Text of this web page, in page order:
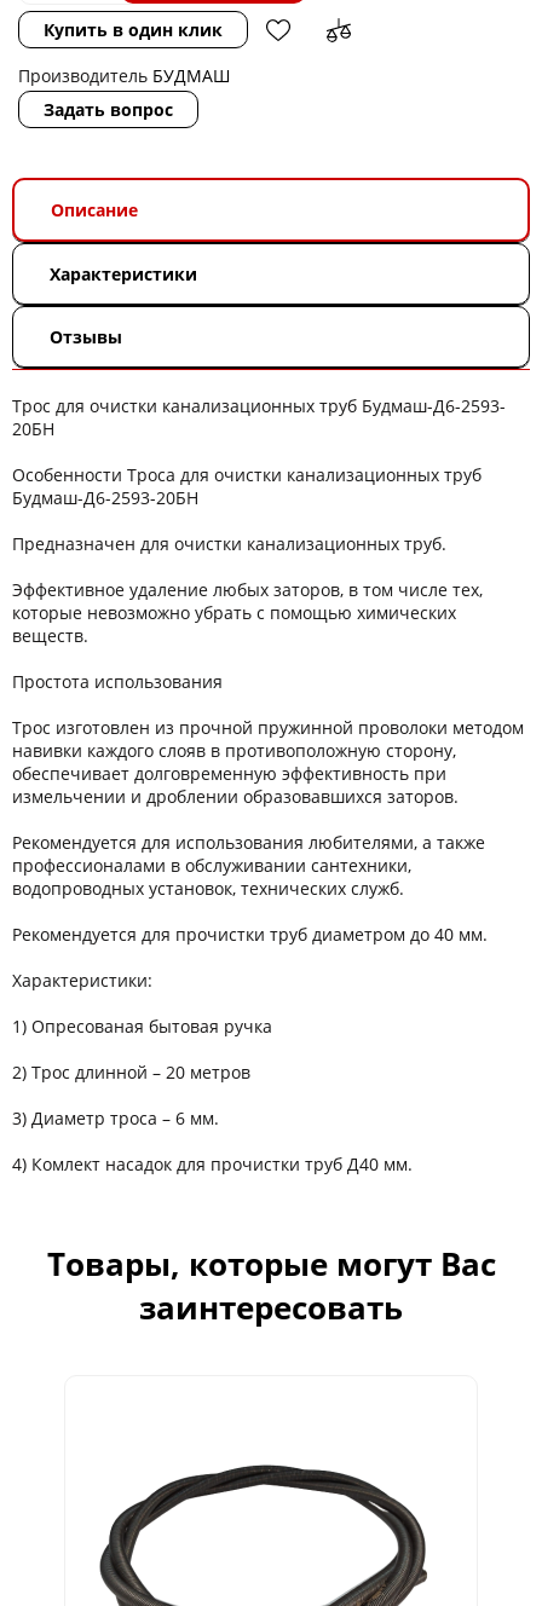
Купить в один клик
Производитель БУДМАШ
Задать вопрос
Описание
Характеристики
Отзывы
Трос для очистки канализационных труб Будмаш-Д6-2593-
20БН
Особенности Троса для очистки канализационных труб
Будмаш-Д6-2593-20БН
Предназначен для очистки канализационных труб.
Эффективное удаление любых заторов, в том числе тех,
которые невозможно убрать с помощью химических
веществ.
Простота использования
Трос изготовлен из прочной пружинной проволоки методом
навивки каждого слояв в противоположную сторону,
обеспечивает долговременную эффективность при
измельчении и дроблении образовавшихся заторов.
Рекомендуется для использования любителями, а также
профессионалами в обслуживании сантехники,
водопроводных установок, технических служб.
Рекомендуется для прочистки труб диаметром до 40 мм.
Характеристики:
1) Опресованая бытовая ручка
2) Трос длинной – 20 метров
3) Диаметр троса – 6 мм.
4) Комлект насадок для прочистки труб Д40 мм.
Товары, которые могут Вас
заинтересовать